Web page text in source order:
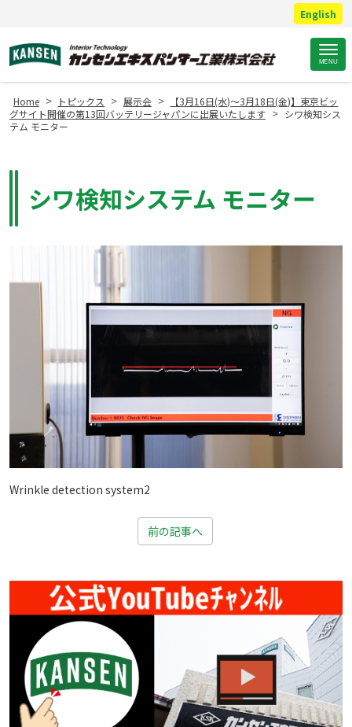
English
MENU
Home > トピックス > 展示会 >
【3月16日(水)～3月18日(金)】東京ビッ
グサイト開催の第13回バッテリージャパンに出展いたします > シワ検知シス
テム モニター
シワ検知システム モニター
Wrinkle detection system2
前の記事へ
Site
Footer